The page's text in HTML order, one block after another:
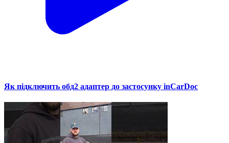
Як підключить обд2 адаптер до застосунку inCarDoc